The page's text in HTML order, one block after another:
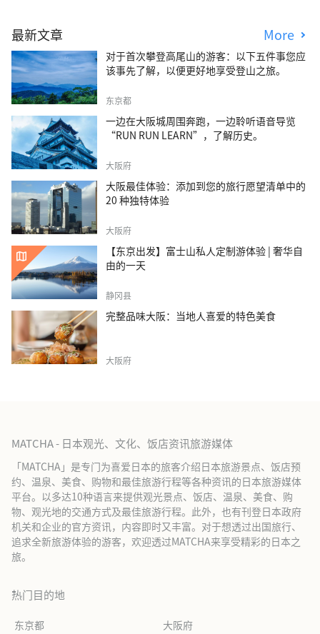
最新文章 More
对于首次攀登高尾山的游客：以下五件事您应
该事先了解，以便更好地享受登山之旅。
东京都
一边在大阪城周围奔跑，一边聆听语音导览
“RUN RUN LEARN”，了解历史。
大阪府
大阪最佳体验：添加到您的旅行愿望清单中的
20 种独特体验
大阪府
【东京出发】富士山私人定制游体验 | 奢华自
由的一天
静冈县
完整品味大阪：当地人喜爱的特色美食
大阪府
MATCHA - 日本观光、文化、饭店资讯旅游媒体
「MATCHA」是专门为喜爱日本的旅客介绍日本旅游景点、饭店预
约、温泉、美食、购物和最佳旅游行程等各种资讯的日本旅游媒体
平台。以多达10种语言来提供观光景点、饭店、温泉、美食、购
物、观光地的交通方式及最佳旅游行程。此外，也有刊登日本政府
机关和企业的官方资讯，内容即时又丰富。对于想透过出国旅行、
追求全新旅游体验的游客，欢迎透过MATCHA来享受精彩的日本之
旅。
热门目的地
东京都 大阪府